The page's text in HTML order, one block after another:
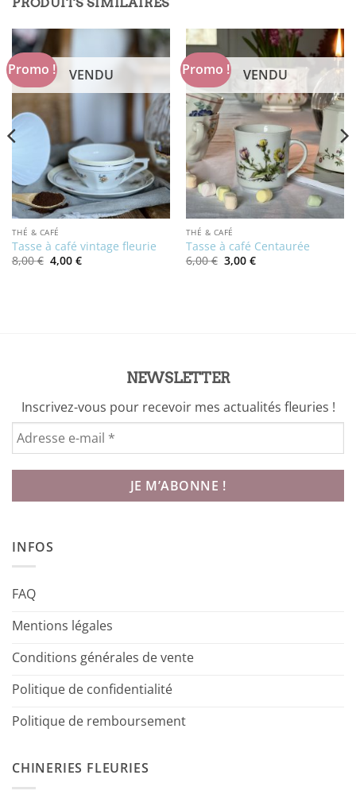
Promo ! VENDU
THÉ & CAFÉ
Tasse à café vintage fleurie
8,00€ Le
prix
4,00 €Le
Promo ! VENDU
THÉ & CAFÉ
Tasse à café Centaurée
6,00€ Le
prix
3,00 €Le
NEWSLETTER
Inscrivez-vous pour recevoir mes actualités fleuries !
INFOS
FAQ
Mentions légales
Conditions générales de vente
Politique de confidentialité
Politique de remboursement
CHINERIES FLEURIES